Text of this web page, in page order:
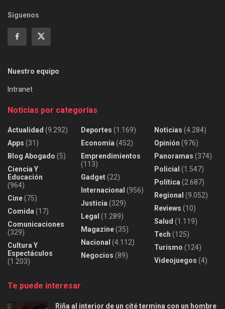
Siguenos
Nuestro equipo
Intranet
Noticias por categorías
Actualidad (9.292)
Apps (31)
Blog Abogado (5)
Ciencia Y
Educación
(964)
Cine(75)
Comida (17)
Comunicaciones
(329)
Cultura Y
Espectáculos
(1.203)
Deportes (1.169)
Economía (452)
Emprendimientos
(113)
Gadget(22)
Internacional (956)
Justicia (329)
Legal (1.289)
Magazine(35)
Nacional (4.112)
Negocios (89)
Noticias (4.284)
Opinión (976)
Panoramas (374)
Policial (1.547)
Política (2.687)
Regional (9.052)
Reviews (10)
Salud (1.119)
Tech (125)
Turismo (124)
Videojuegos (4)
Te puede interesar
Riña al interior de un cité termina con un hombre